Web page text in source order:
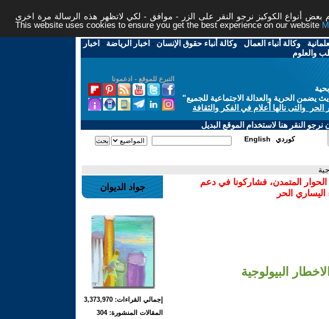
أنواع الكوكيز نرجو النقر على الزر - موافق - لكي لاتظهر هذه الرسالة مرة اخرى -
This website uses cookies to ensure you get the best experience on our website
-وكالة أنباء العمال -وكالة أنباء حقوق الإنسان - اخبار الرياضة - اخبار
والعلوم
التبرع للموقع - ادعمونا
الحرية والعدالة الاجتماعية للجميع"
والتى نالها أعلام في الفكر والثقافة
النقر هنا لاستخدام الموقع البديل
English كوردي
الحوار المتمدن، فشاركونا في دعم
اليساري الحر
البيولوجية
جواد الديوان
إجمالي القراءات: 3,373,970
المقالات المنشورة: 304